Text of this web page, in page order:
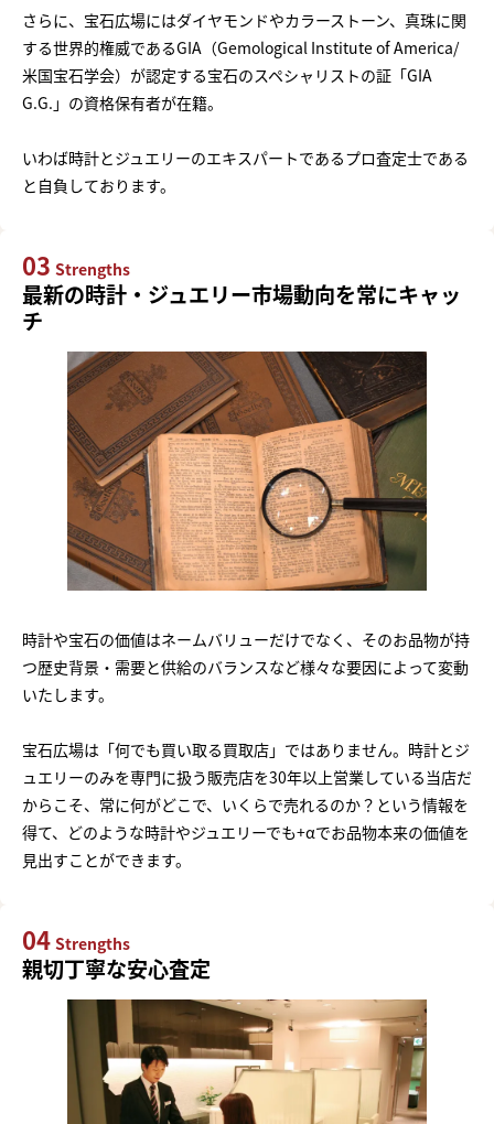
さらに、宝石広場にはダイヤモンドやカラーストーン、真珠に関
する世界的権威であるGIA（Gemological Institute of America/
米国宝石学会）が認定する宝石のスペシャリストの証「GIA
G.G.」の資格保有者が在籍。
いわば時計とジュエリーのエキスパートであるプロ査定士である
と自負しております。
03 Strengths
最新の時計・ジュエリー市場動向を常にキャッ
チ
時計や宝石の価値はネームバリューだけでなく、そのお品物が持
つ歴史背景・需要と供給のバランスなど様々な要因によって変動
いたします。
宝石広場は「何でも買い取る買取店」ではありません。時計とジ
ュエリーのみを専門に扱う販売店を30年以上営業している当店だ
からこそ、常に何がどこで、いくらで売れるのか？という情報を
得て、どのような時計やジュエリーでも+αでお品物本来の価値を
見出すことができます。
04 Strengths
親切丁寧な安心査定